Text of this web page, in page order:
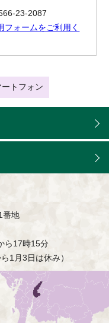
23-2087
ォームをご利用く
ートフォン
番地
ら17時15分
1月3日は休み）